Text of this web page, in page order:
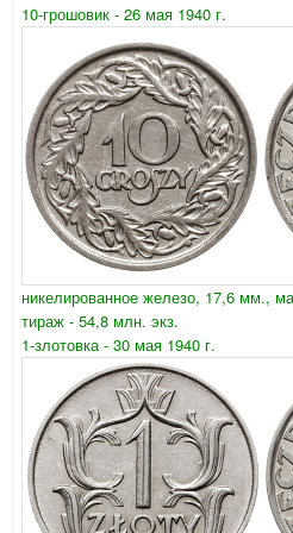
10-грошовик - 26 мая 1940 г.
никелированное железо, 17,6 мм.,
тираж - 54,8 млн. экз.
1-злотовка - 30 мая 1940 г.